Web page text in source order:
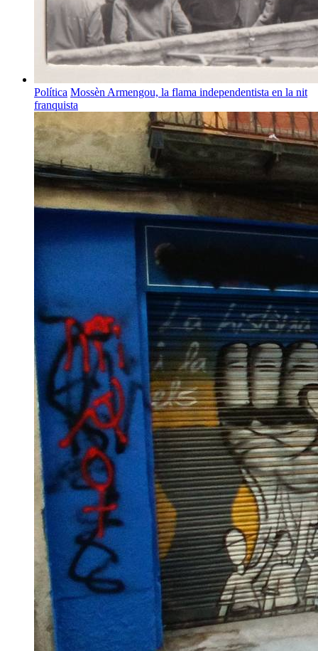
Política Mossèn Armengou, la flama independentista en la nit
franquista